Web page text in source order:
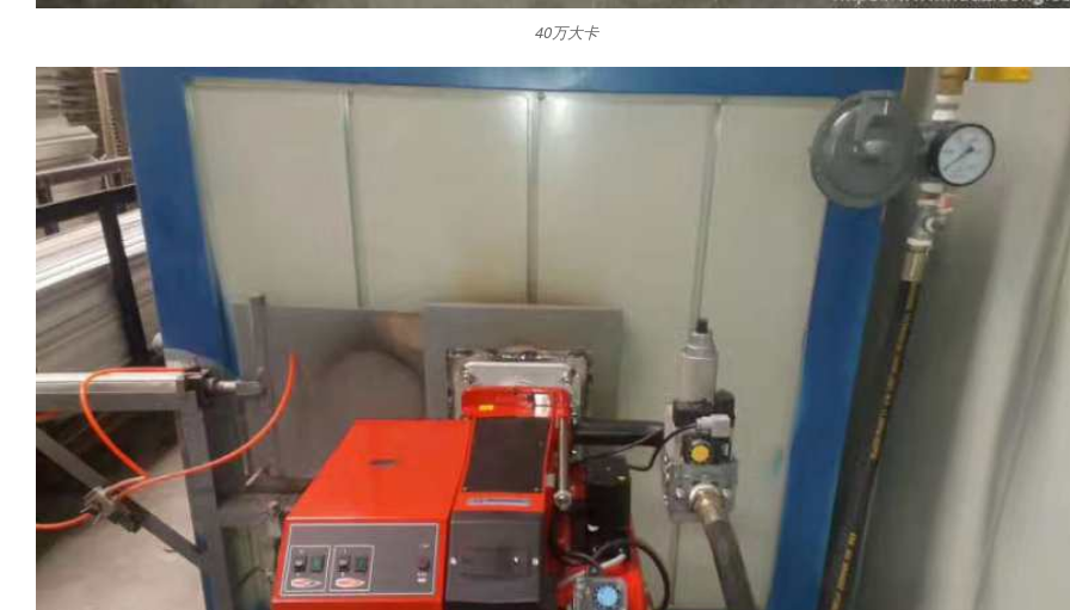
40万大卡